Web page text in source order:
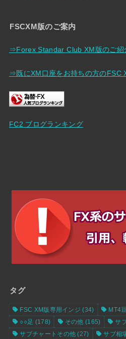
FSCXM版のご案内
⇒Forex Standar Club XM版のご紹
⇒既にXM口座をお持ちの方のFSC
FC2 ブログランキング
タグ
FSC XM版専用インジ (34) MT4
○○足 (178) その他 (165) サ
サブチャートその他 (27) サブ相